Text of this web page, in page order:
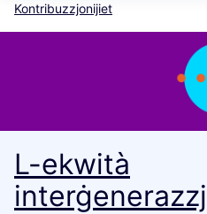
Kontribuzzjonijiet
L-ekwità